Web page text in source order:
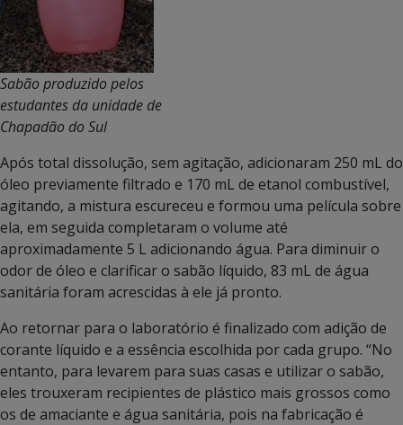
Sabão produzido pelos
estudantes da unidade de
Chapadão do Sul
Após total dissolução, sem agitação, adicionaram 250 mL do
óleo previamente filtrado e 170 mL de etanol combustível,
agitando, a mistura escureceu e formou uma película sobre
ela, em seguida completaram o volume até
aproximadamente 5 L adicionando água. Para diminuir o
odor de óleo e clarificar o sabão líquido, 83 mL de água
sanitária foram acrescidas à ele já pronto.
Ao retornar para o laboratório é finalizado com adição de
corante líquido e a essência escolhida por cada grupo. “No
entanto, para levarem para suas casas e utilizar o sabão,
eles trouxeram recipientes de plástico mais grossos como
os de amaciante e água sanitária, pois na fabricação é